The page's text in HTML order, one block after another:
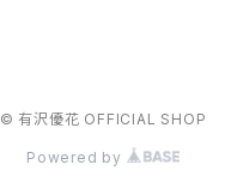
© 有沢優花 OFFICIAL SHOP
Powered by